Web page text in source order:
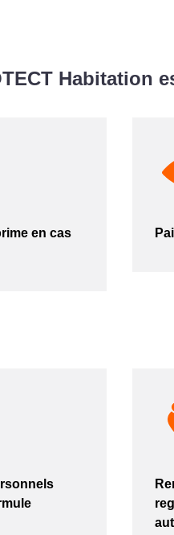
Habitation
en cas